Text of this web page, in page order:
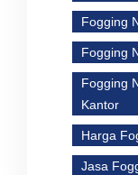
Fogging
Fogging
Fogging
Kantor
Harga
Jasa